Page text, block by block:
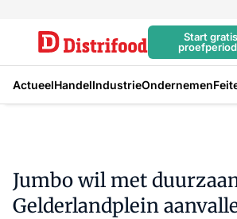
Start gratis
ActueelHandelIndustrieOndernemen
Jumbo wil met
Gelderlandplein